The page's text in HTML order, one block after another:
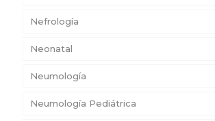
Nefrología
Neonatal
Neumología
Neumología Pediátrica